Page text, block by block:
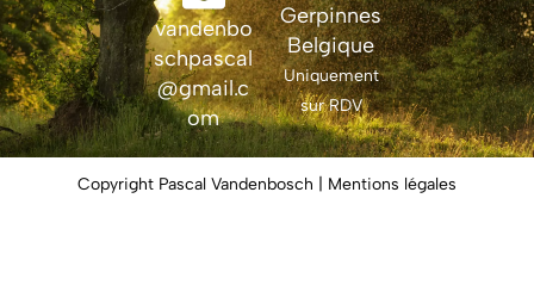
vandenbo
schpascal
@gmail.c
om
Gerpinnes
Belgique
Uniquement
sur RDV
Copyright Pascal Vandenbosch | Mentions légales